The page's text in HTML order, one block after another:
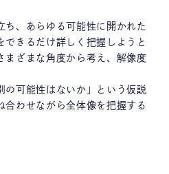
ち、あらゆる可能性に開かれた
できるだけ詳しく把握しようと
まざまな角度から考え、解像度
の可能性はないか」という仮説
合わせながら全体像を把握する